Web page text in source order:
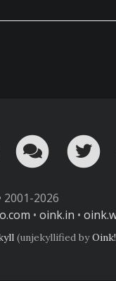
canal en
Oink! TV Charla
2001-2026
• oink.in •
(unjekyllified byOink!